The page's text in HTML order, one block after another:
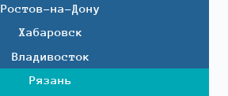
Ростов-на-Дону
Хабаровск
Владивосток
Рязань